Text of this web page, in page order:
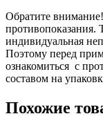
Обратите
противопоказания.
индивидуальная
Поэтому перед
ознакомиться с
составом на
Похожие